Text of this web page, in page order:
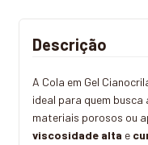
Descrição
A Cola em Gel
ideal para quem
materiais porosos ou
viscosidade alta e